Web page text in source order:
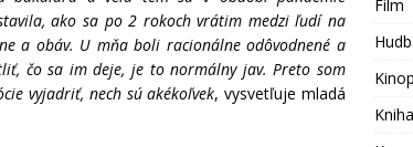
ako sa po 2 rokoch vrátim medzi ľudí na
a obáv. U mňa boli racionálne odôvodnené a
čo sa im deje, je to normálny jav. Preto som
vyjadriť, nech sú akékoľvek, vysvetľuje mladá
Film
Kniha